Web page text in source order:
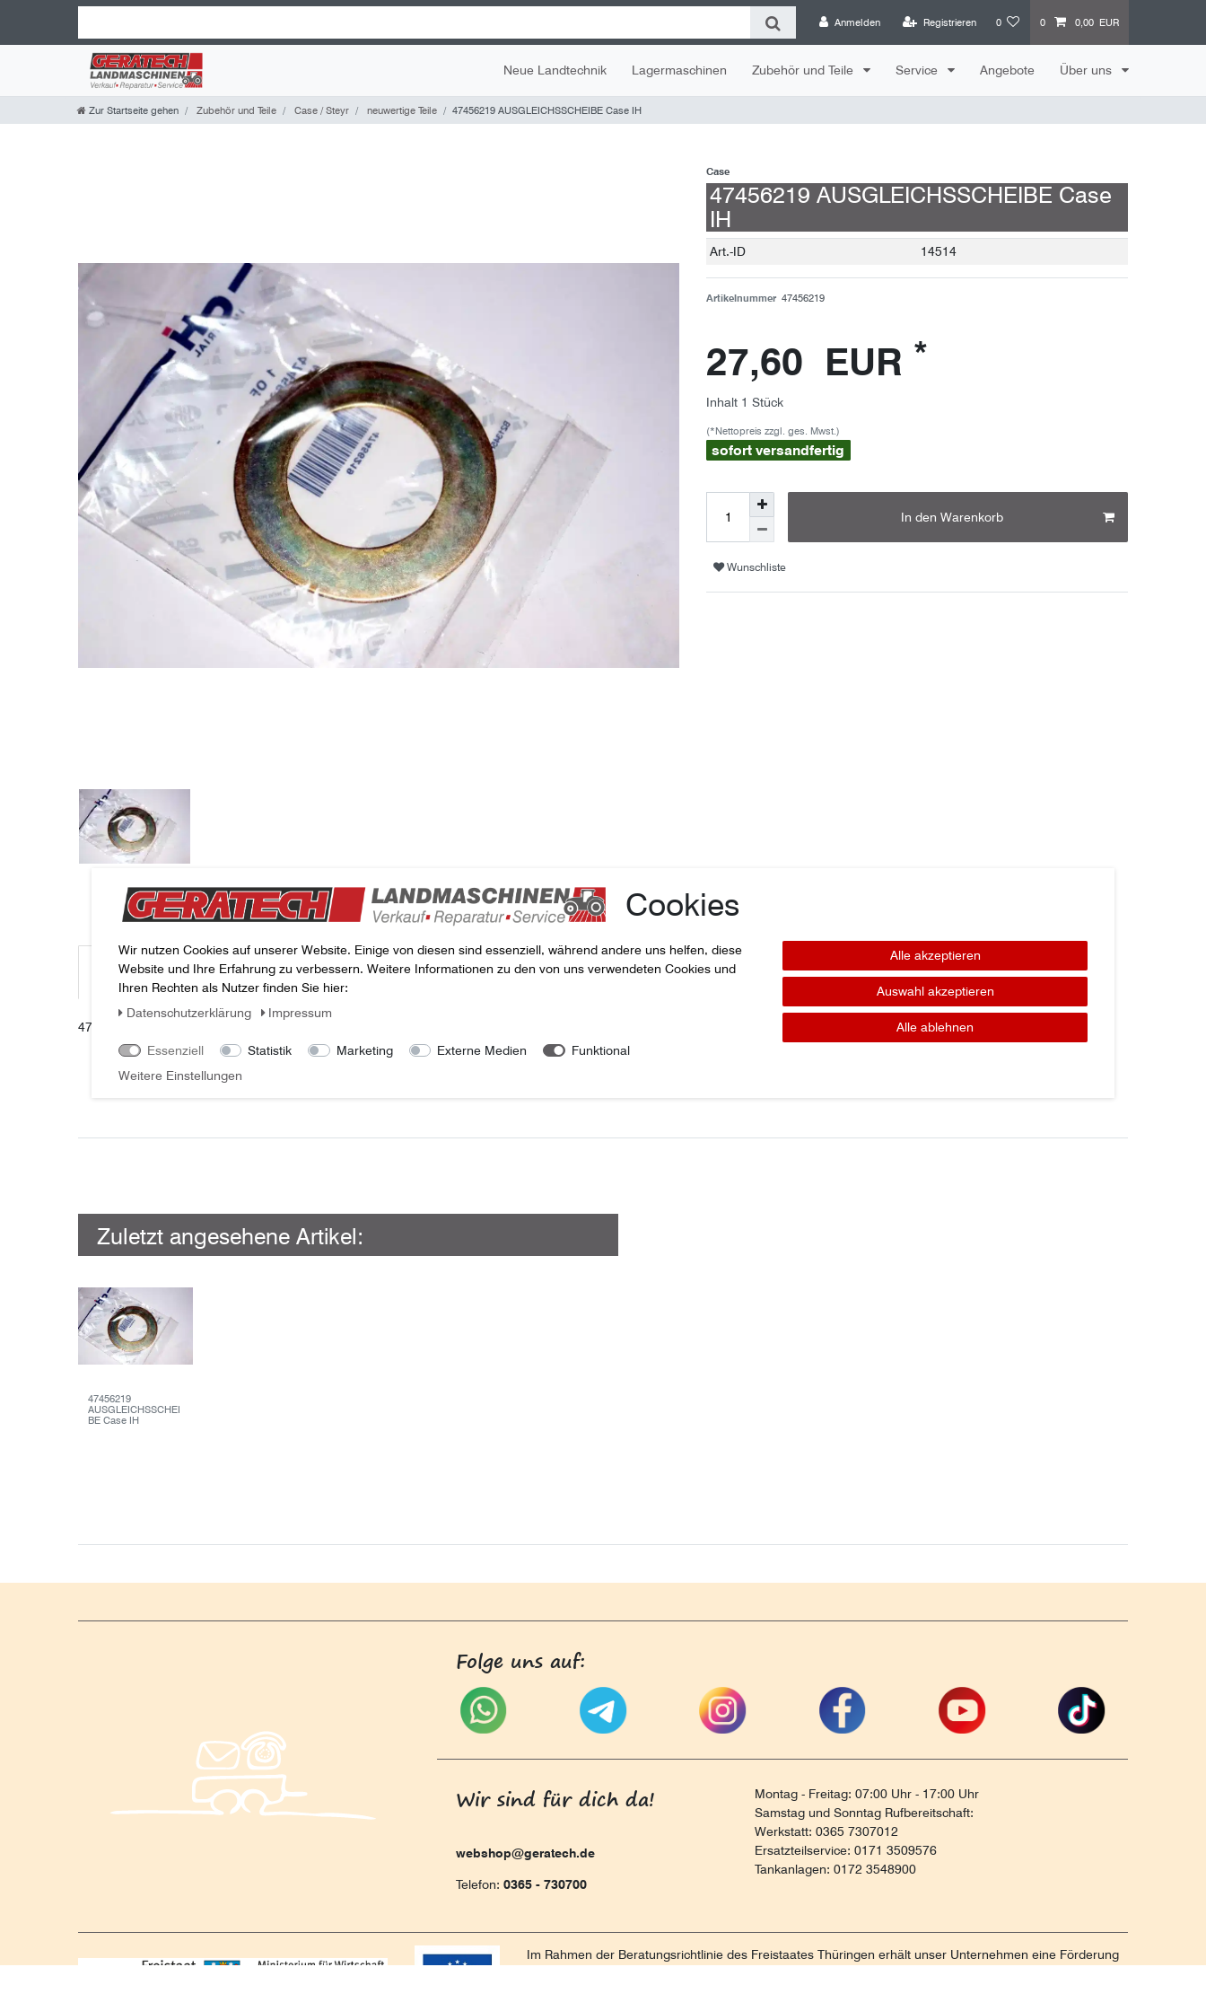
Anmelden Registrieren 0 0 0,00 EUR
Neue Landtechnik Lagermaschinen Zubehör und Teile Service Angebote Über uns
Zur Startseite gehen Zubehör und Teile Case / Steyr neuwertige Teile 47456219 AUSGLEICHSSCHEIBE Case IH
Case
47456219 AUSGLEICHSSCHEIBE Case
IH
Technisches
Wert
Art.-ID 14514
Artikelnummer 47456219
27,60 EUR *
Inhalt 1 Stück
(*Nettopreis zzgl. ges. Mwst.)
sofort versandfertig
In den Warenkorb
Wunschliste
Beschreibung Weitere Details Fragen zum Artikel
47456219 AUSGLEICHSSCHEIBE Case IH
Zuletzt angesehene Artikel:
47456219
AUSGLEICHSSCHEI
BE Case IH
Folge uns auf:
Wir sind für dich da!
webshop@geratech.de
Telefon: 0365 - 730700
Montag - Freitag: 07:00 Uhr - 17:00 Uhr
Samstag und Sonntag Rufbereitschaft:
Werkstatt: 0365 7307012
Ersatzteilservice: 0171 3509576
Tankanlagen: 0172 3548900
Im Rahmen der Beratungsrichtlinie des Freistaates Thüringen erhält unser Unternehmen eine Förderung
Cookies
Wir nutzen Cookies auf unserer Website. Einige von diesen sind essenziell, während andere uns helfen, diese
Website und Ihre Erfahrung zu verbessern. Weitere Informationen zu den von uns verwendeten Cookies und
Ihren Rechten als Nutzer finden Sie hier:
Daten­schutz­erklärung
Impressum
Essenziell Statistik Marketing Externe Medien
Funktional
Weitere Einstellungen
Alle akzeptieren
Auswahl akzeptieren
Alle ablehnen